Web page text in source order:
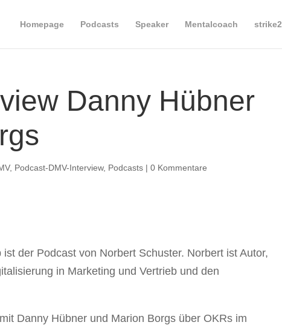
Homepage Podcasts Speaker Mentalcoach strike2
Danny Hübner
, Podcast-DMV-Interview, Podcasts |0 Kommentare
der Podcast von Norbert Schuster. Norbert ist Autor,
in Marketing und Vertrieb und den
Danny Hübner und Marion Borgs über OKRs im